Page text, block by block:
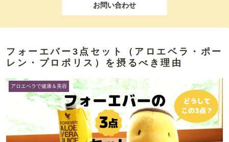
お問い合わせ
フォーエバー3点セット（アロエベラ・ポー
レン・プロポリス）を摂るべき理由
アロエベラで健康＆美容